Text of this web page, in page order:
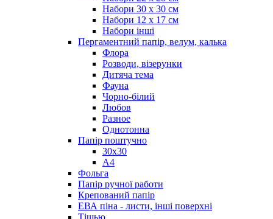
Набори 30 х 30 см
Набори 12 х 17 см
Набори інші
Пергаментний папір, велум, калька
Флора
Розводи, візерунки
Дитяча тема
Фауна
Чорно-білий
Любов
Разное
Однотонна
Папір поштучно
30х30
А4
Фольга
Папір ручної работи
Крепований папір
ЕВА піна - листи, інші поверхні
Тішью